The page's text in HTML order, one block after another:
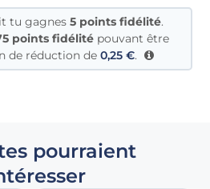
tu gagnes5 points fidélité.
points fidélité pouvant être
de réduction de0,25€.
pourraient